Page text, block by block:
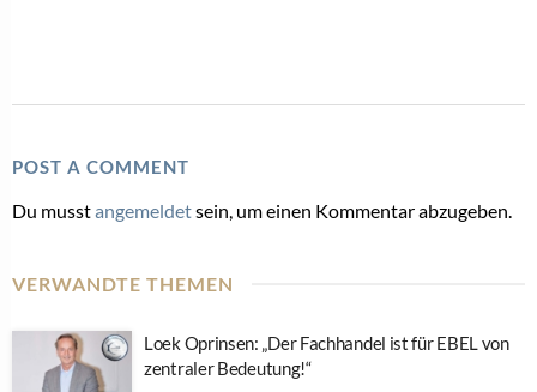
POST A COMMENT
Du musstangemeldetsein, um einen Kommentar abzugeben.
VERWANDTE THEMEN
Loek Oprinsen: „Der Fachhandel ist für EBEL von
zentraler Bedeutung!“